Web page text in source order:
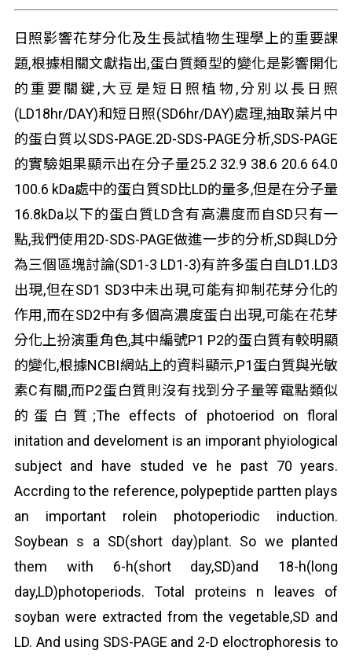
日照影響花芽分化及生長試植物生理學上的重要課
題,根據相關文獻指出,蛋白質類型的變化是影響開化
的重要關鍵,大豆是短日照植物,分別以長日照
(LD18hr/DAY)和短日照(SD6hr/DAY)處理,抽取葉片中
的蛋白質以SDS-PAGE.2D-SDS-PAGE分析,SDS-PAGE
的實驗姐果顯示出在分子量25.2 32.9 38.6 20.6 64.0
100.6 kDa處中的蛋白質SD比LD的量多,但是在分子量
16.8kDa以下的蛋白質LD含有高濃度而自SD只有一
點,我們使用2D-SDS-PAGE做進一步的分析,SD與LD分
為三個區塊討論(SD1-3 LD1-3)有許多蛋白自LD1.LD3
出現,但在SD1 SD3中未出現,可能有抑制花芽分化的
作用,而在SD2中有多個高濃度蛋白出現,可能在花芽
分化上扮演重角色,其中編號P1 P2的蛋白質有較明顯
的變化,根據NCBI網站上的資料顯示,P1蛋白質與光敏
素C有關,而P2蛋白質則沒有找到分子量等電點類似
的蛋白質;The effects of photoeriod on floral
initation and develoment is an imporant phyiological
subject and have studed ve he past 70 years.
Accrding to the reference, polypeptide partten plays
an important rolein photoperiodic induction.
Soybean s a SD(short day)plant. So we planted
them with 6-h(short day,SD)and 18-h(long
day,LD)photoperiods. Total proteins n leaves of
soyban were extracted from the vegetable,SD and
LD. And using SDS-PAGE and 2-D eloctrophoresis to